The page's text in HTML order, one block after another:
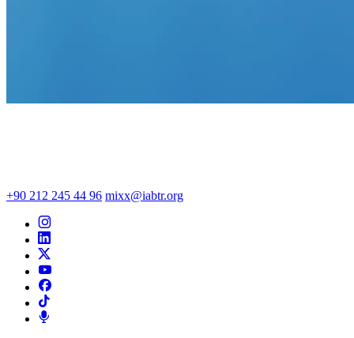
+90 212 245 44 96 mixx@iabtr.org